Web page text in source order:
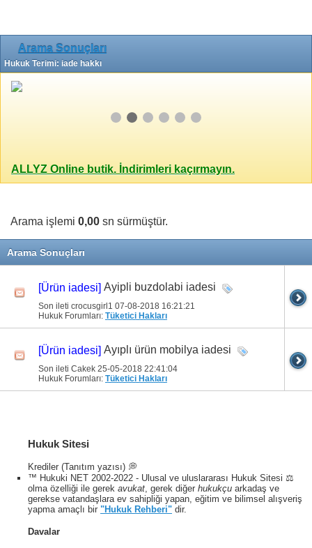
Arama Sonuçları
Hukuk Terimi: iade hakkı
ALLYZ Online butik. İndirimleri kaçırmayın.
Arama işlemi 0,00 sn sürmüştür.
Arama Sonuçları
[Ürün iadesi] Ayipli buzdolabi iadesi
Son ileti crocusgirl1 07-08-2018 16:21:21
Hukuk Forumları: Tüketici Hakları
[Ürün iadesi] Ayıplı ürün mobilya iadesi
Son ileti Cakek 25-05-2018 22:41:04
Hukuk Forumları: Tüketici Hakları
Hukuk Sitesi
Krediler (Tanıtım yazısı) 💭
™ Hukuki NET 2002-2022 - Ulusal ve uluslararası Hukuk Sitesi ⚖️
olma özelliği ile gerek avukat , gerek diğer hukukçu arkadaş ve
gerekse vatandaşlara ev sahipliği yapan, eğitim ve bilimsel alışveriş
yapma amaçlı bir "Hukuk Rehberi" dir.
Davalar